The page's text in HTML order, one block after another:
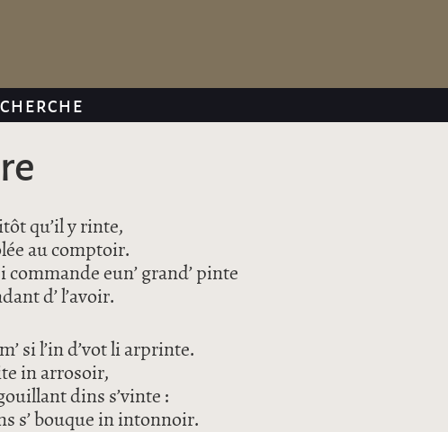
qu’il y rinte,
au comptoir.
i commande eun’ grand’ pinte
d’ l’avoir.
si l’in d’vot li arprinte.
in arrosoir,
dins s’vinte :
s’ bouque in intonnoir.